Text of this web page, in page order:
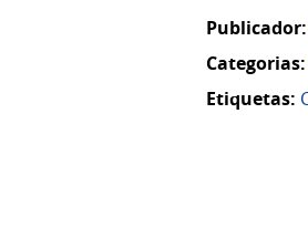
Publicador:
Categorias:
Etiquetas: